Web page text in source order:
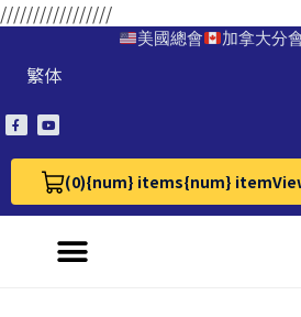
/////////////////
美國總會 加拿大分
繁体
(0)
View Cart 0{num} items{num} item